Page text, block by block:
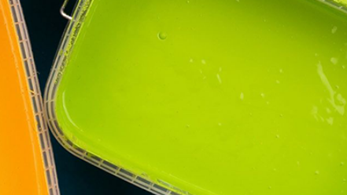
Pintura Escolar
Maquillaje Carnaval &
Fantasia